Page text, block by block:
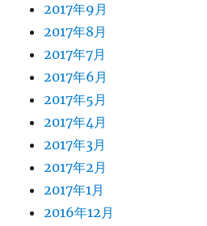
2017年9月
2017年8月
2017年7月
2017年6月
2017年5月
2017年4月
2017年3月
2017年2月
2017年1月
2016年12月